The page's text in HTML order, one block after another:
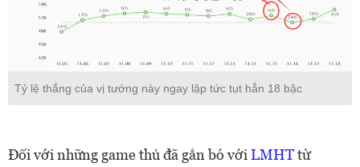
Tỷ lệ thắng của vị tướng này ngay lập tức tụt hẳn 18 bậc
Đối với những game thủ đã gắn bó với LMHTtừ